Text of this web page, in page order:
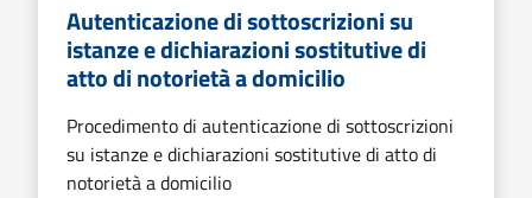
Autenticazione di sottoscrizioni su
istanze e dichiarazioni sostitutive di
atto di notorietà a domicilio
Procedimento di autenticazione di sottoscrizioni
su istanze e dichiarazioni sostitutive di atto di
notorietà a domicilio